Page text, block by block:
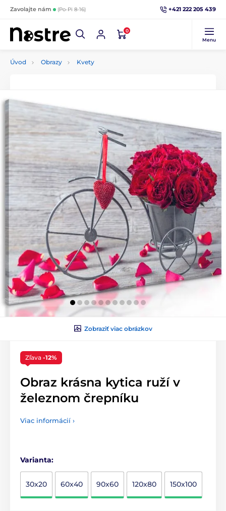
Zavolajte nám (Po-Pi 8-16) +421 222 205 439
0
Menu
Úvod Obrazy Kvety
Zobraziť viac obrázkov
Zľava -12%
Obraz krásna kytica ruží v
železnom črepníku
Viac informácií ›
Varianta:
30x20 60x40 90x60 120x80 150x100